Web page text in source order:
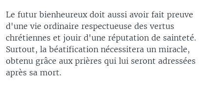
Le futur bienheureux doit aussi avoir fait preuve
d'une vie ordinaire respectueuse des vertus
chrétiennes et jouir d'une réputation de sainteté.
Surtout, la béatification nécessitera un miracle,
obtenu grâce aux prières qui lui seront adressées
après sa mort.